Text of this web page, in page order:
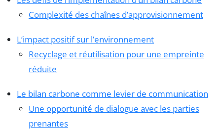
Complexité des chaînes d’approvisionnement
L’impact positif sur l’environnement
Recyclage et réutilisation pour une empreinte
réduite
Le bilan carbone comme levier de communication
Une opportunité de dialogue avec les parties
prenantes